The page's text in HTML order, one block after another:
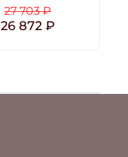
27 703 ₽
26 872 ₽